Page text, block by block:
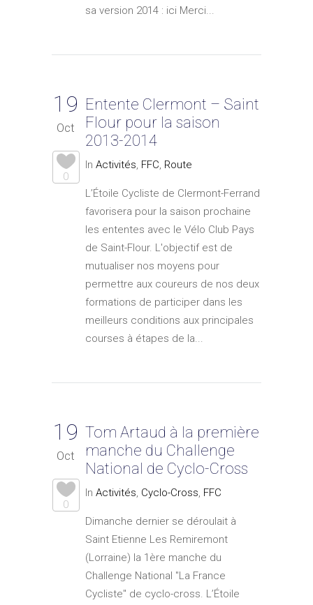
sa version 2014 : ici Merci...
19
Oct
0
Entente Clermont – Saint
Flour pour la saison
2013-2014
In Activités, FFC, Route
L’Étoile Cycliste de Clermont-Ferrand
favorisera pour la saison prochaine
les ententes avec le Vélo Club Pays
de Saint-Flour. L'objectif est de
mutualiser nos moyens pour
permettre aux coureurs de nos deux
formations de participer dans les
meilleurs conditions aux principales
courses à étapes de la...
19
Oct
0
Tom Artaud à la première
manche du Challenge
National de Cyclo-Cross
In Activités, Cyclo-Cross, FFC
Dimanche dernier se déroulait à
Saint Etienne Les Remiremont
(Lorraine) la 1ère manche du
Challenge National "La France
Cycliste" de cyclo-cross. L’Étoile